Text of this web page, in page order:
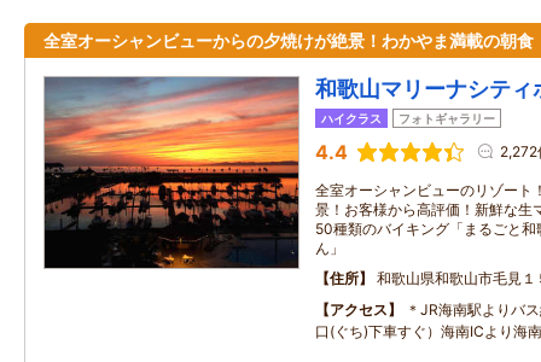
全室オーシャンビューからの夕焼けが絶景！わかやま満載の朝食
和歌山マリーナシティ
ハイクラス フォトギャラリー
4.4 2,272
全室オーシャンビューのリゾート
景！お客様から高評価！新鮮な生
50種類のバイキング「まるごと和
ん」
住所
和歌山県和歌山市毛見１
アクセス
＊JR海南駅よりバ
口(ぐち)下車すぐ）海南ICより海